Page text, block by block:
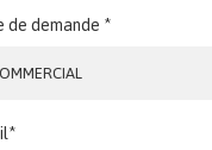
de demande *